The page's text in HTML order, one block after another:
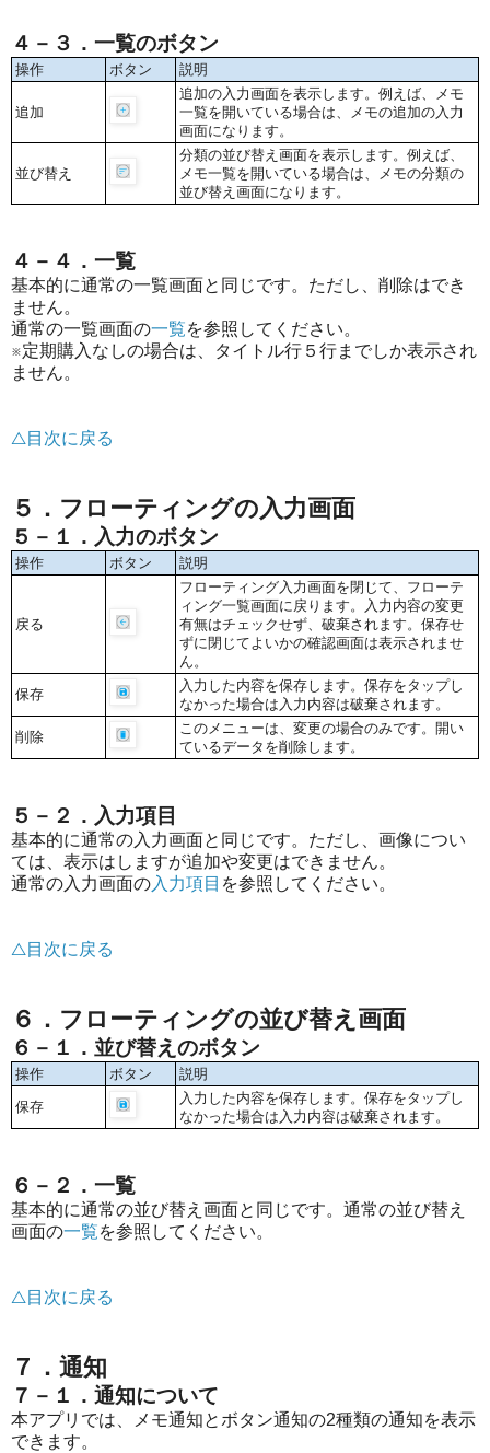
４－３．一覧のボタン
操作 ボタン 説明
追加
追加の入力画面を表示します。例えば、メモ
一覧を開いている場合は、メモの追加の入力
画面になります。
並び替え
分類の並び替え画面を表示します。例えば、
メモ一覧を開いている場合は、メモの分類の
並び替え画面になります。
４－４．一覧
基本的に通常の一覧画面と同じです。ただし、削除はでき
ません。
通常の一覧画面の一覧を参照してください。
※定期購入なしの場合は、タイトル行５行までしか表示され
ません。
△目次に戻る
５．フローティングの入力画面
５－１．入力のボタン
操作 ボタン 説明
戻る
フローティング入力画面を閉じて、フローテ
ィング一覧画面に戻ります。入力内容の変更
有無はチェックせず、破棄されます。保存せ
ずに閉じてよいかの確認画面は表示されませ
ん。
保存
入力した内容を保存します。保存をタップし
なかった場合は入力内容は破棄されます。
削除
このメニューは、変更の場合のみです。開い
ているデータを削除します。
５－２．入力項目
基本的に通常の入力画面と同じです。ただし、画像につい
ては、表示はしますが追加や変更はできません。
通常の入力画面の入力項目 を参照してください。
△目次に戻る
６．フローティングの並び替え画面
６－１．並び替えのボタン
操作 ボタン
説明
保存
入力した内容を保存します。保存をタップし
なかった場合は入力内容は破棄されます。
６－２．一覧
基本的に通常の並び替え画面と同じです。通常の並び替え
画面の一覧を参照してください。
△目次に戻る
７．通知
７－１．通知について
本アプリでは、メモ通知とボタン通知の2種類の通知を表示
できます。